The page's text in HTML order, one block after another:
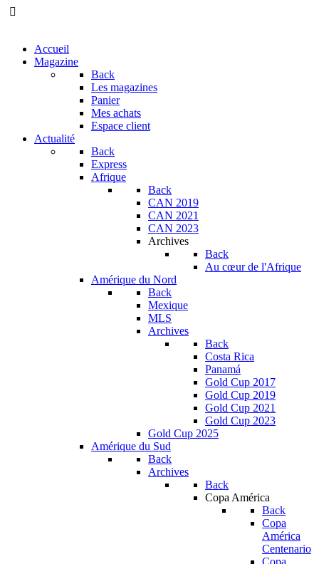
Accueil
Magazine
Back
Les magazines
Panier
Mes achats
Espace client
Actualité
Back
Express
Afrique
Back
CAN 2019
CAN 2021
CAN 2023
Archives
Back
Au cœur de l'Afrique
Amérique du Nord
Back
Mexique
MLS
Archives
Back
Costa Rica
Panamá
Gold Cup 2017
Gold Cup 2019
Gold Cup 2021
Gold Cup 2023
Gold Cup 2025
Amérique du Sud
Back
Archives
Back
Copa América
Back
Copa
América
Centenario
Copa